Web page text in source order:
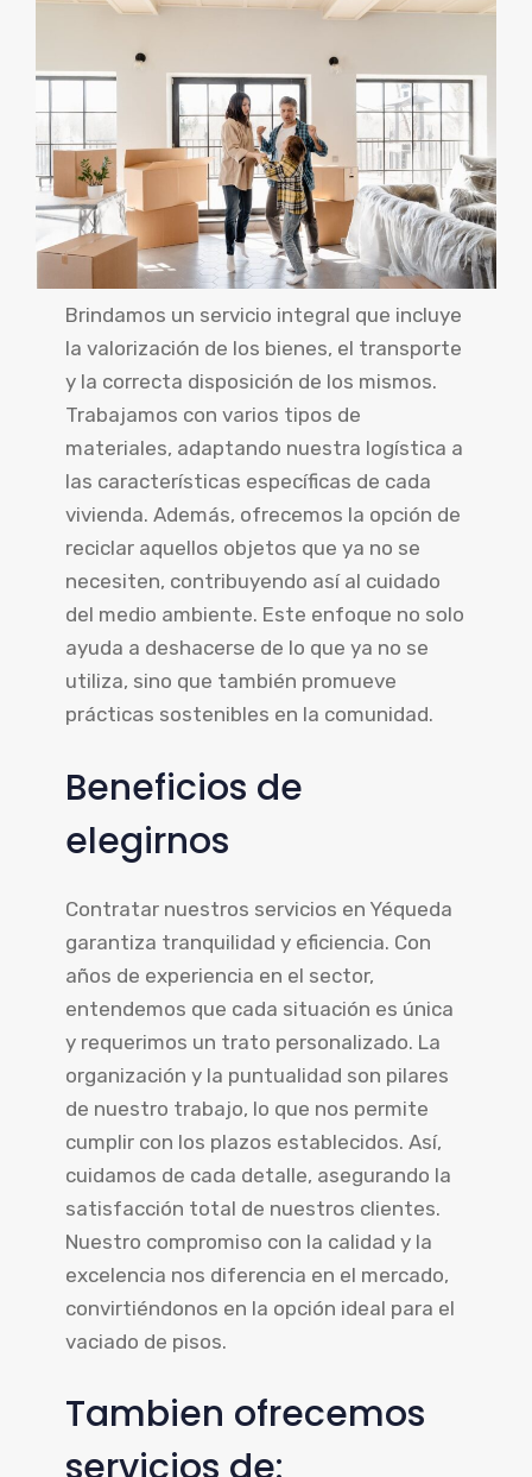
Brindamos un servicio integral que incluye
la valorización de los bienes, el transporte
y la correcta disposición de los mismos.
Trabajamos con varios tipos de
materiales, adaptando nuestra logística a
las características específicas de cada
vivienda. Además, ofrecemos la opción de
reciclar aquellos objetos que ya no se
necesiten, contribuyendo así al cuidado
del medio ambiente. Este enfoque no solo
ayuda a deshacerse de lo que ya no se
utiliza, sino que también promueve
prácticas sostenibles en la comunidad.
Beneficios de
elegirnos
Contratar nuestros servicios en Yéqueda
garantiza tranquilidad y eficiencia. Con
años de experiencia en el sector,
entendemos que cada situación es única
y requerimos un trato personalizado. La
organización y la puntualidad son pilares
de nuestro trabajo, lo que nos permite
cumplir con los plazos establecidos. Así,
cuidamos de cada detalle, asegurando la
satisfacción total de nuestros clientes.
Nuestro compromiso con la calidad y la
excelencia nos diferencia en el mercado,
convirtiéndonos en la opción ideal para el
vaciado de pisos.
Tambien ofrecemos